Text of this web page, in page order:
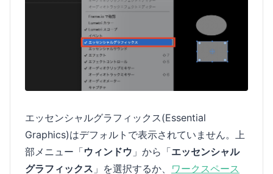
エッセンシャルグラフィックス(Essential
Graphics)はデフォルトで表示されていません。上
部メニュー「ウィンドウ 」から「エッセンシャル
グラフィックス 」を選択するか、 ワークスペース